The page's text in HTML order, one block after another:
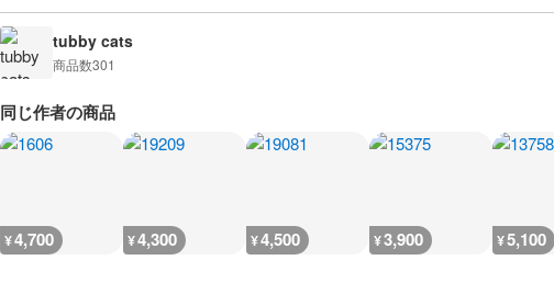
tubby cats
商品数301
同じ作者の商品
¥4,700 ¥4,300 ¥4,500 ¥3,900 ¥5,100